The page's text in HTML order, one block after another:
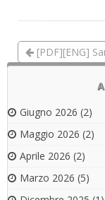
[PDF][ENG]
Giugno 2026 (2)
Maggio 2026 (2)
Aprile 2026 (2)
Marzo 2026 (5)